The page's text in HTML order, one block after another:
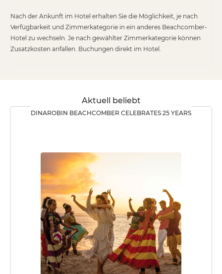
Nach der Ankunft im Hotel erhalten Sie die Möglichkeit, je nach
Verfügbarkeit und Zimmerkategorie in ein anderes Beachcomber-
Hotel zu wechseln. Je nach gewählter Zimmerkategorie können
Zusatzkosten anfallen. Buchungen direkt im Hotel.
Aktuell beliebt
DINAROBIN BEACHCOMBER CELEBRATES 25 YEARS